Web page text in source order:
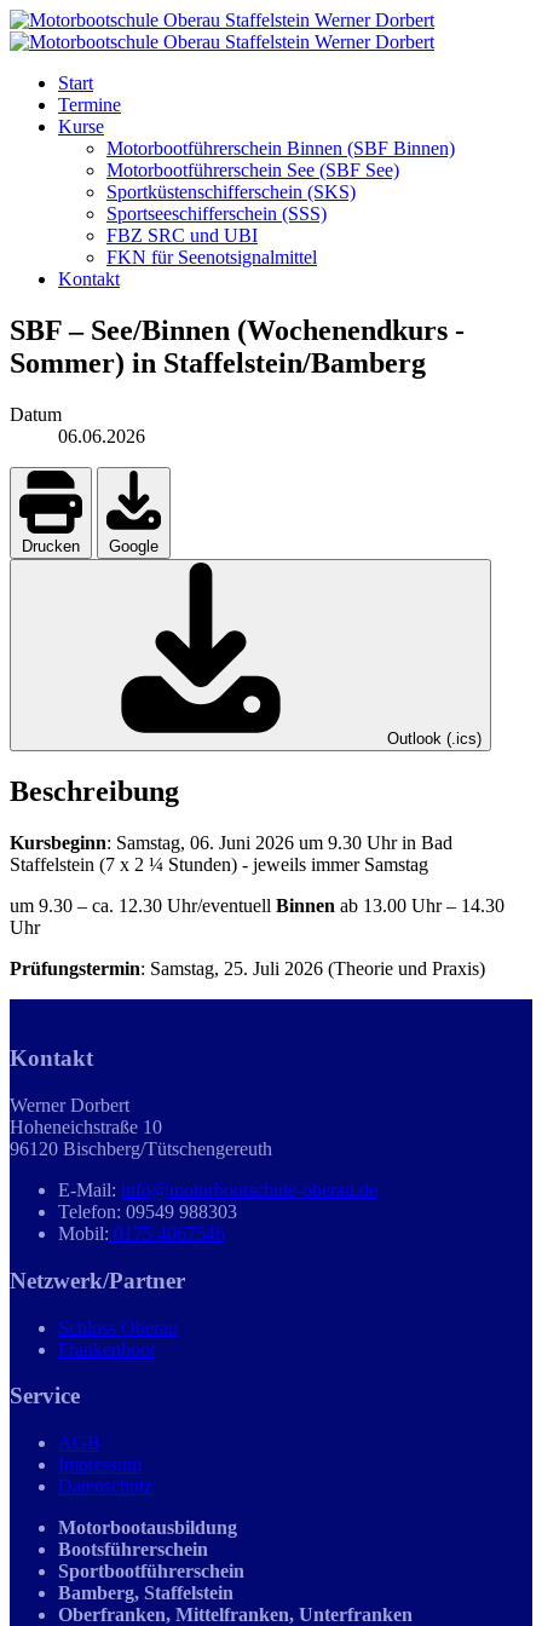
Start
Termine
Kurse
Motorbootführerschein Binnen (SBF Binnen)
Motorbootführerschein See (SBF See)
Sportküstenschifferschein (SKS)
Sportseeschifferschein (SSS)
FBZ SRC und UBI
FKN für Seenotsignalmittel
Kontakt
SBF – See/Binnen (Wochenendkurs -
Sommer) in Staffelstein/Bamberg
Datum
06.06.2026
Drucken Google
Outlook (.ics)
Beschreibung
Kursbeginn: Samstag, 06. Juni 2026 um 9.30 Uhr in Bad
Staffelstein (7 x 2 ¼ Stunden) - jeweils immer Samstag
um 9.30 – ca. 12.30 Uhr/eventuell Binnen ab 13.00 Uhr – 14.30
Uhr
Prüfungstermin: Samstag, 25. Juli 2026 (Theorie und Praxis)
Kontakt
Werner Dorbert
Hoheneichstraße 10
96120 Bischberg/Tütschengereuth
E-Mail: info@motorbootschule-oberau.de
Telefon: 09549 988303
Mobil: 0175 4067546
Netzwerk/Partner
Schloss Oberau
Frankenboot
Service
AGB
Impressum
Datenschutz
Motorbootausbildung
Bootsführerschein
Sportbootführerschein
Bamberg, Staffelstein
Oberfranken, Mittelfranken, Unterfranken